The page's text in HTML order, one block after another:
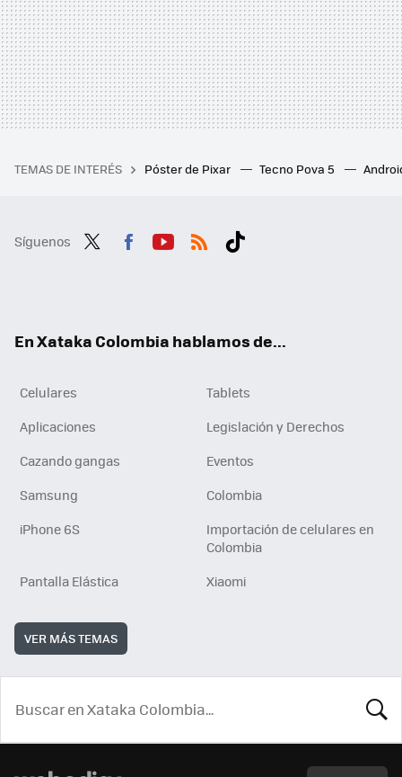
TEMAS DE INTERÉS Póster de Pixar Tecno Pova 5
Síguenos
En Xataka Colombia hablamos de...
Celulares
Tablets
Aplicaciones
Legislación y Derechos
Cazando gangas
Eventos
Samsung
Colombia
iPhone 6S
Importación de celulares en
Colombia
Pantalla Elástica
Xiaomi
VER MÁS TEMAS